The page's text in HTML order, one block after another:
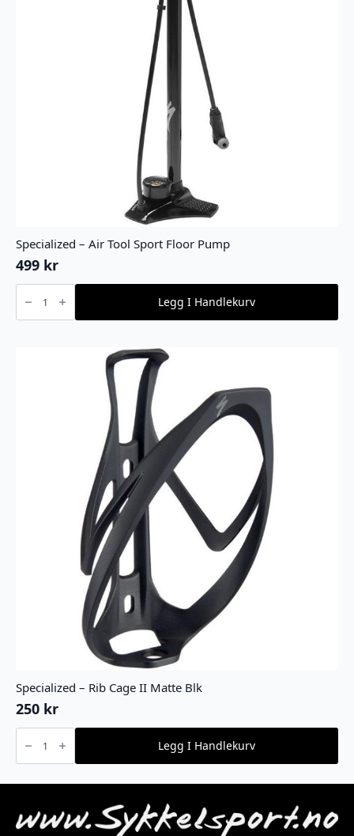
Specialized – Air Tool Sport Floor Pump
499 kr
Specialized
Air
Tool
Legg I Handlekurv
Specialized – Rib Cage II Matte Blk
250 kr
Specialized
Rib
Cage
Blk
Legg I Handlekurv